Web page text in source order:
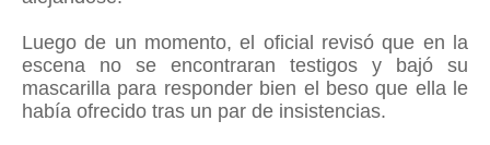
Luego de un momento, el oficial revisó que en la
escena no se encontraran testigos y bajó su
mascarilla para responder bien el beso que ella le
había ofrecido tras un par de insistencias.